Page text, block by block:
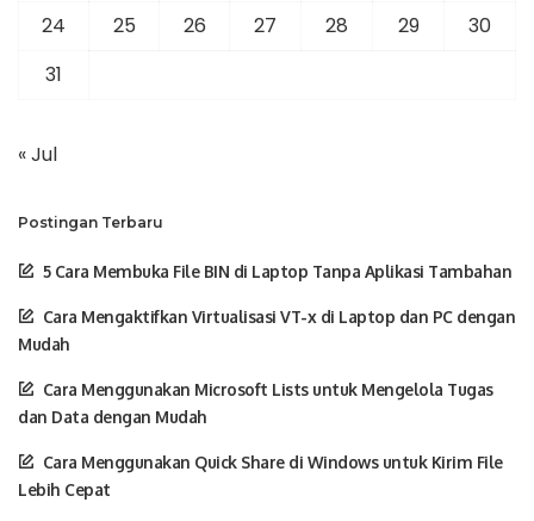
24
25 26 27 28 29
30
31
« Jul
Postingan Terbaru
5 Cara Membuka File BIN di Laptop Tanpa Aplikasi Tambahan
Cara Mengaktifkan Virtualisasi VT-x di Laptop dan PC dengan
Mudah
Cara Menggunakan Microsoft Lists untuk Mengelola Tugas
dan Data dengan Mudah
Cara Menggunakan Quick Share di Windows untuk Kirim File
Lebih Cepat